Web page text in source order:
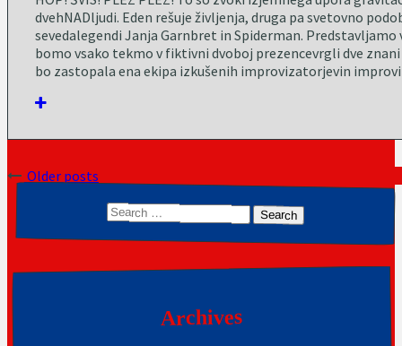
dvehNADljudi. Eden rešuje življenja, druga pa svetovno
sevedalegendi Janja Garnbret in Spiderman. Predstavljamo
bomo vsako tekmo v fiktivni dvoboj prezencevrgli dve
bo zastopala ena ekipa izkušenih improvizatorjevin
Posts
navigation
Older posts
Search
Archives